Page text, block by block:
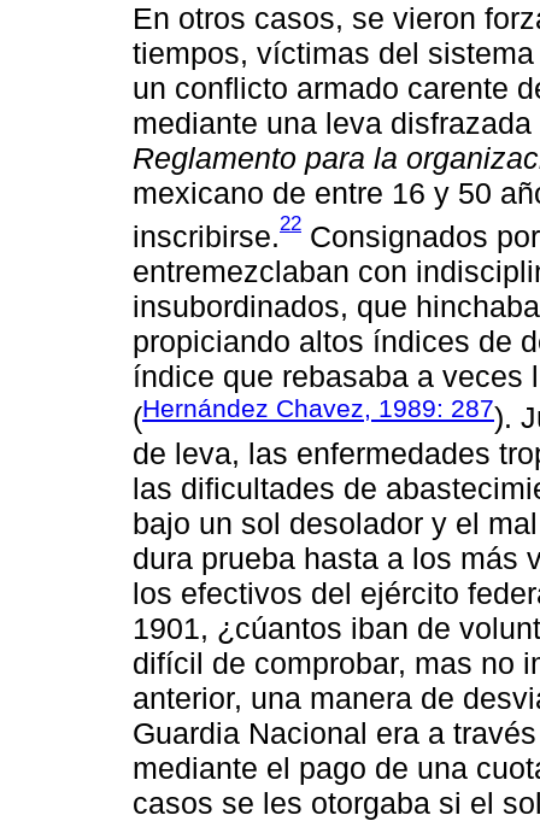
En otros casos, se vieron
tiempos, víctimas del
un conflicto armado carente
mediante una leva
Reglamento para la
mexicano de entre 16 y 50
inscribirse.22 Consignados
entremezclaban con
insubordinados, que
propiciando altos índices de
índice que rebasaba a veces
(Hernández Chavez, 1989: 287).
de leva, las enfermedades
las dificultades de
bajo un sol desolador y el
dura prueba hasta a los más
los efectivos del ejército
1901, ¿cúantos iban de
difícil de comprobar, mas no
anterior, una manera de
Guardia Nacional era a
mediante el pago de una
casos se les otorgaba si el